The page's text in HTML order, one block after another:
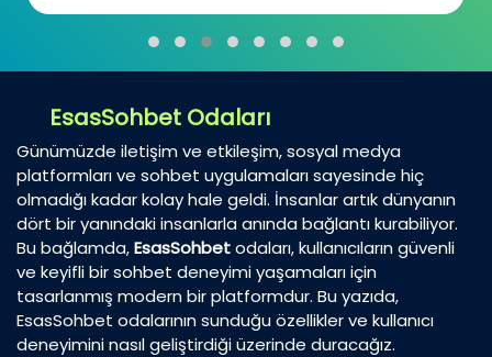
EsasSohbet Odaları
Günümüzde iletişim ve etkileşim, sosyal medya
platformları ve sohbet uygulamaları sayesinde hiç
olmadığı kadar kolay hale geldi. İnsanlar artık dünyanın
dört bir yanındaki insanlarla anında bağlantı kurabiliyor.
Bu bağlamda,EsasSohbetodaları, kullanıcıların güvenli
ve keyifli bir sohbet deneyimi yaşamaları için
tasarlanmış modern bir platformdur. Bu yazıda,
EsasSohbet odalarının sunduğu özellikler ve kullanıcı
deneyimini nasıl geliştirdiği üzerinde duracağız.